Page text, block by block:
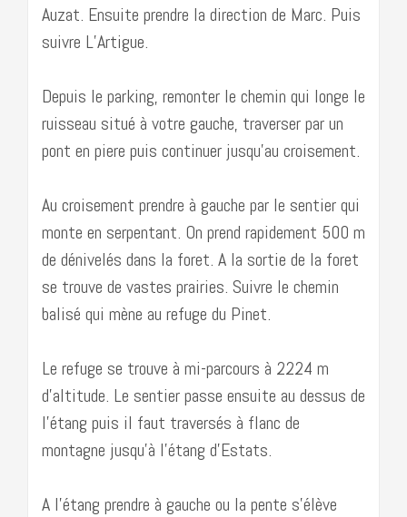
Auzat. Ensuite prendre la direction de Marc. Puis
suivre L’Artigue.
Depuis le parking, remonter le chemin qui longe le
ruisseau situé à votre gauche, traverser par un
pont en piere puis continuer jusqu’au croisement.
Au croisement prendre à gauche par le sentier qui
monte en serpentant. On prend rapidement 500 m
de dénivelés dans la foret. A la sortie de la foret
se trouve de vastes prairies. Suivre le chemin
balisé qui mène au refuge du Pinet.
Le refuge se trouve à mi-parcours à 2224 m
d’altitude. Le sentier passe ensuite au dessus de
l’étang puis il faut traversés à flanc de
montagne jusqu’à l’étang d’Estats.
A l’étang prendre à gauche ou la pente s’élève